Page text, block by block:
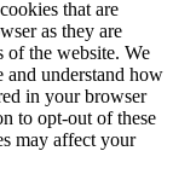
that are
as they are
of the website. We
and understand how
in your browser
to opt-out of these
may affect your